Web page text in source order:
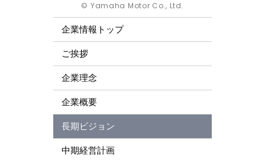
© Yamaha Motor Co., Ltd.
企業情報トップ
ご挨拶
企業理念
企業概要
長期ビジョン
中期経営計画